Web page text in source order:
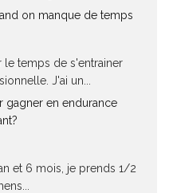
on manque de temps
le temps de s'entrainer
J'ai un...
gagner en endurance
et 6 mois, je prends 1/2